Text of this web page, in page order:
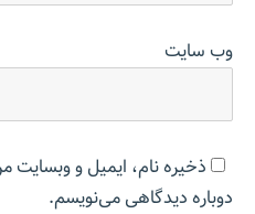
وب‌ سایت
ذخیره نام، ایمیل و وبسایت
دوباره دیدگاهی می‌نویسم.